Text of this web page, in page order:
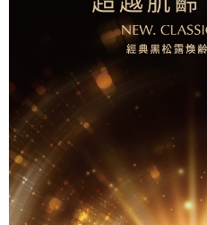
【大哥付你分期使用說明】
1.本服務由台灣大哥大提供，台灣大
2.付款方式選擇「大哥付你分期」，
流程，驗證手機門號後，選擇欲分期
3.實際核准額度、可分期數及費用金
4.訂單成立30分鐘內，如未前往確認交
消。如遇「轉專審核」未通過狀況，
法說明評估內容。
【繳款方式說明】
1.分期款項不併入電信帳單，「大哥付
醒簡訊。
2.透過簡訊連結打開帳單後，可選擇
帳／街口支付／iPASS MONEY」等通
【關於「AFTEE先享後付」】
AFTEE先享後付是「在收到商品之後
便利好安心！
１．簡單：不需註冊會員、不需綁卡、
２．便利：只要手機號碼，簡訊認證，
３．安心：先確認商品／服務後，再付
【「AFTEE先享後付」結帳流程】
１．於結帳方式選擇「AFTEE先享後
結帳頁面，進行簡訊認證並確認金額後
Hami Point
相關說明
「Hami Point」為中華電信所提供之
會員帳號後，即可在購物車使用 Hami
ATM付款
運送方式